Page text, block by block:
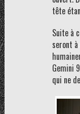
tête
Suite à
seront
Gemini
qui ne